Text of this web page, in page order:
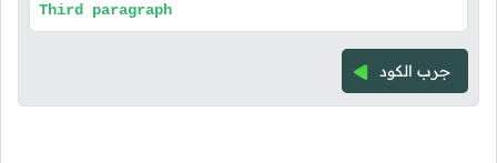
Third paragraph
جرب الكود